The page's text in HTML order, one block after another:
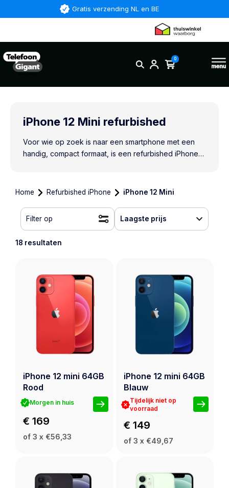
Gratis verzending NL en BE
0
iPhone 12 Mini refurbished
Voor wie op zoek is naar een smartphone met een
handig, compact formaat, is een refurbished iPhone
Elke iPhone 12 Mini is door ons nagekeken, hersteld
model van de iPhone 12 tegen een aanzienlijk lagere
prijs dan een nieuw toestel en wanneer je voor 18:00
morgen in huis!
Home Refurbished iPhone iPhone 12 Mini
Filter op Laagste prijs
18 resultaten
iPhone 12 mini 64GB
Rood
Morgen in huis
€ 169
of 3 x €56,33
iPhone 12 mini 64GB
Blauw
Tijdelijk niet op
voorraad
€ 149
of 3 x €49,67